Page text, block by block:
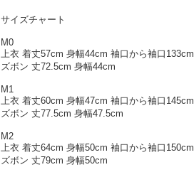
サイズチャート
M0
上衣 着丈57cm 身幅44cm 袖口から袖口133cm
ズボン 丈72.5cm 身幅44cm
M1
上衣 着丈60cm 身幅47cm 袖口から袖口145cm
ズボン 丈77.5cm 身幅47.5cm
M2
上衣 着丈64cm 身幅50cm 袖口から袖口150cm
ズボン 丈79cm 身幅50cm